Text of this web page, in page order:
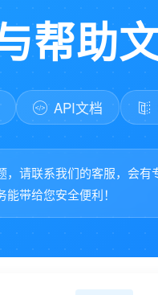
帮助
API文档
，请联系我们的客服，会
带给您安全便利！